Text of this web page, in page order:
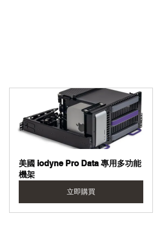
美國 iodyne Pro Data 專用多功能
機架
立即購買